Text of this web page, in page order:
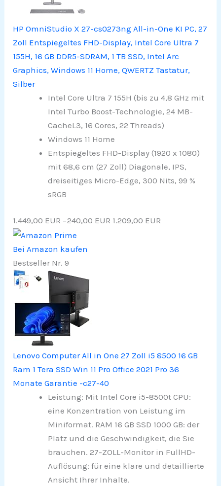
HP OmniStudio X 27-cs0273ng All-in-One KI PC, 27
Zoll Entspiegeltes FHD-Display, Intel Core Ultra 7
155H, 16 GB DDR5-SDRAM, 1 TB SSD, Intel Arc
Graphics, Windows 11 Home, QWERTZ Tastatur,
Silber
Intel Core Ultra 7 155H (bis zu 4,8 GHz mit
Intel Turbo Boost-Technologie, 24 MB-
CacheL3, 16 Cores, 22 Threads)
Windows 11 Home
Entspiegeltes FHD-Display (1920 x 1080)
mit 68,6 cm (27 Zoll) Diagonale, IPS,
dreiseitiges Micro-Edge, 300 Nits, 99 %
sRGB
1.449,00 EUR −240,00 EUR 1.209,00 EUR
Bei Amazon kaufen
Bestseller Nr. 9
Lenovo Computer All in One 27 Zoll i5 8500 16 GB
Ram 1 Tera SSD Win 11 Pro Office 2021 Pro 36
Monate Garantie -c27-40
Leistung: Mit Intel Core i5-8500t CPU:
eine Konzentration von Leistung im
Miniformat. RAM 16 GB SSD 1000 GB: der
Platz und die Geschwindigkeit, die Sie
brauchen. 27-ZOLL-Monitor in FullHD-
Auflösung: für eine klare und detaillierte
Ansicht Ihrer Inhalte.